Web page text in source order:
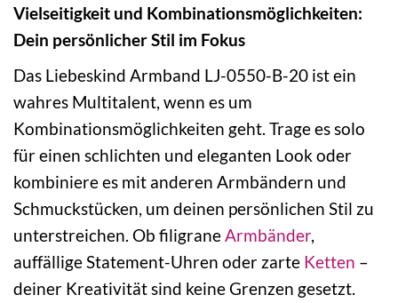
Vielseitigkeit und Kombinationsmöglichkeiten:
Dein persönlicher Stil im Fokus
Das Liebeskind Armband LJ-0550-B-20 ist ein
wahres Multitalent, wenn es um
Kombinationsmöglichkeiten geht. Trage es solo
für einen schlichten und eleganten Look oder
kombiniere es mit anderen Armbändern und
Schmuckstücken, um deinen persönlichen Stil zu
unterstreichen. Ob filigraneArmbänder,
auffällige Statement-Uhren oder zarte Ketten –
deiner Kreativität sind keine Grenzen gesetzt.